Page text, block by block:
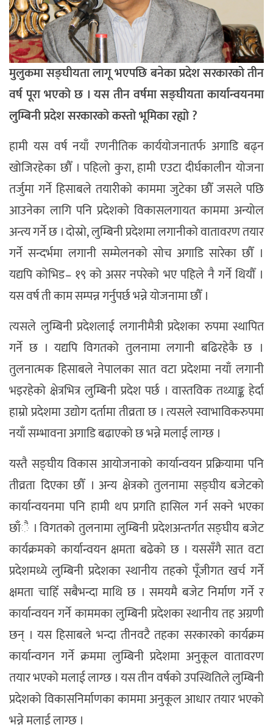
मुलुकमा सङ्घीयता लागू भएपछि बनेका प्रदेश सरकारको तीन
वर्ष पूरा भएको छ । यस तीन वर्षमा सङ्घीयता कार्यान्वयनमा
लुम्बिनी प्रदेश सरकारको कस्तो भूमिका रह्यो ?
हामी यस वर्ष नयाँ रणनीतिक कार्ययोजनातर्फ अगाडि बढ्न
खोजिरहेका छौँ । पहिलो कुरा, हामी एउटा दीर्घकालीन योजना
तर्जुमा गर्ने हिसाबले तयारीको काममा जुटेका छौँ जसले पछि
आउनेका लागि पनि प्रदेशको विकासलगायत काममा अन्योल
अन्त्य गर्ने छ । दोस्रो, लुम्बिनी प्रदेशमा लगानीको वातावरण तयार
गर्ने सन्दर्भमा लगानी सम्मेलनको सोच अगाडि सारेका छौँ ।
यद्यपि कोभिड– १९ को असर नपरेको भए पहिले नै गर्ने थियौँ ।
यस वर्ष ती काम सम्पन्न गर्नुपर्छ भन्ने योजनामा छौँ ।
त्यसले लुम्बिनी प्रदेशलाई लगानीमैत्री प्रदेशका रुपमा स्थापित
गर्ने छ । यद्यपि विगतको तुलनामा लगानी बढिरहेकै छ ।
तुलनात्मक हिसाबले नेपालका सात वटा प्रदेशमा नयाँ लगानी
भइरहेको क्षेत्रभित्र लुम्बिनी प्रदेश पर्छ । वास्तविक तथ्याङ्क हेर्दा
हाम्रो प्रदेशमा उद्योग दर्तामा तीव्रता छ । त्यसले स्वाभाविकरुपमा
नयाँ सम्भावना अगाडि बढाएको छ भन्ने मलाई लाग्छ ।
यस्तै सङ्घीय विकास आयोजनाको कार्यान्वयन प्रक्रियामा पनि
तीव्रता दिएका छौँ । अन्य क्षेत्रको तुलनामा सङ्घीय बजेटको
कार्यान्वयनमा पनि हामी थप प्रगति हासिल गर्न सक्ने भएका
छाँै । विगतको तुलनामा लुम्बिनी प्रदेशअन्तर्गत सङ्घीय बजेट
कार्यक्रमको कार्यान्वयन क्षमता बढेको छ । यससँगै सात वटा
प्रदेशमध्ये लुम्बिनी प्रदेशका स्थानीय तहको पूँजीगत खर्च गर्ने
क्षमता चाहिँ सबैभन्दा माथि छ । समयमै बजेट निर्माण गर्ने र
कार्यान्वयन गर्ने काममका लुम्बिनी प्रदेशका स्थानीय तह अग्रणी
छन् । यस हिसाबले भन्दा तीनवटै तहका सरकारको कार्यक्रम
कार्यान्वगन गर्ने क्रममा लुम्बिनी प्रदेशमा अनुकूल वातावरण
तयार भएको मलाई लाग्छ । यस तीन वर्षको उपस्थितिले लुम्बिनी
प्रदेशको विकासनिर्माणका काममा अनुकूल आधार तयार भएको
भन्ने मलाई लाग्छ ।